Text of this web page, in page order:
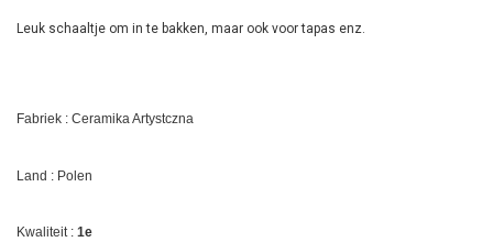
Leuk schaaltje om in te bakken, maar ook voor tapas enz.
Fabriek : Ceramika Artystczna
Land : Polen
Kwaliteit : 1e